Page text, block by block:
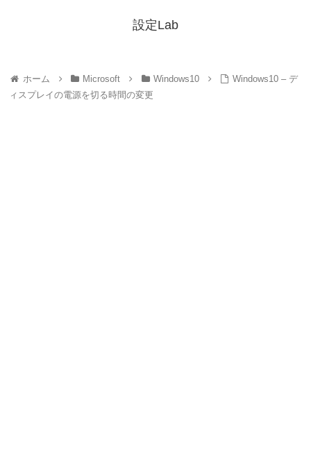
設定Lab
ホーム Microsoft Windows10
Windows10 – デ
ィスプレイの電源を切る時間の変更